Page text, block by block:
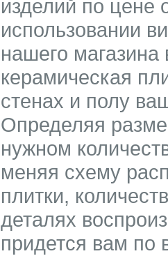
изделий по цене
использовании
нашего
керамическая
стенах и полу
Определяя
нужном
меняя схему
плитки,
деталях
придется вам по